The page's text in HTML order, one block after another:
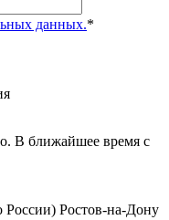
данных.*
В ближайшее время с
России) Ростов-на-Дону